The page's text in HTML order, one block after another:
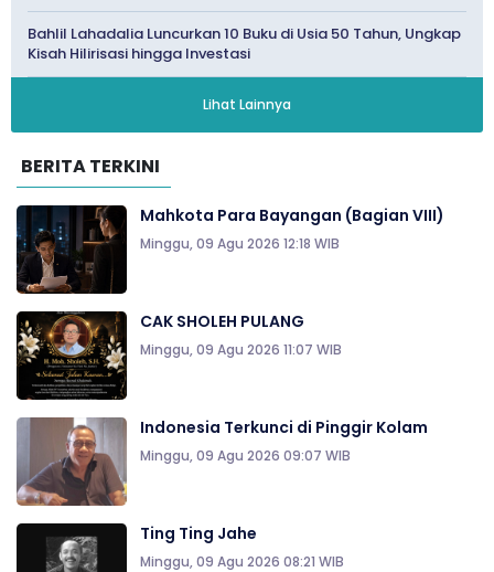
Bahlil Lahadalia Luncurkan 10 Buku di Usia 50 Tahun, Ungkap
Kisah Hilirisasi hingga Investasi
Lihat Lainnya
BERITA TERKINI
Mahkota Para Bayangan (Bagian VIII)
Minggu, 09 Agu 2026 12:18 WIB
CAK SHOLEH PULANG
Minggu, 09 Agu 2026 11:07 WIB
Indonesia Terkunci di Pinggir Kolam
Minggu, 09 Agu 2026 09:07 WIB
Ting Ting Jahe
Minggu, 09 Agu 2026 08:21 WIB